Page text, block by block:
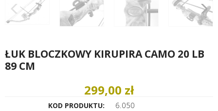
ŁUK BLOCZKOWY KIRUPIRA CAMO 20 LB
89 CM
299,00 zł
KOD PRODUKTU: 6.050